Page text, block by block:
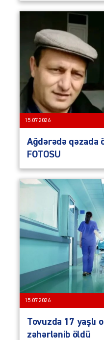
15.07.2026
Ağdərədə qəzada
FOTOSU
15.07.2026
Tovuzda 17 yaşlı
zəhərlənib öldü